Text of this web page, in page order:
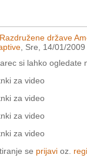
države
, Sre, 14/01/
si lahko ogledate
za video
za video
za video
za video
se prijavi oz.